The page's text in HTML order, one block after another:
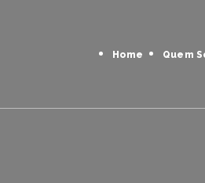
Home Quem